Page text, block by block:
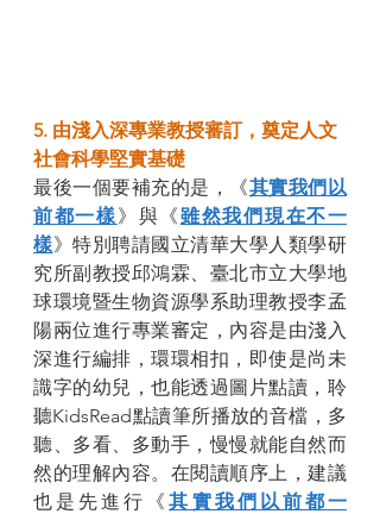
5. 由淺入深專業教授審訂，奠定人文
社會科學堅實基礎
最後一個要補充的是，《其實我們以
前都一樣》與《雖然我們現在不一
樣》特別聘請國立清華大學人類學研
究所副教授邱鴻霖、臺北市立大學地
球環境暨生物資源學系助理教授李孟
陽兩位進行專業審定， 內容是由淺入
深進行編排，環環相扣，即使是尚未
識字的幼兒，也能透過圖片點讀，聆
聽KidsRead點讀筆所播放的音檔，多
聽、多看、多動手，慢慢就能自然而
然的理解內容。在閱讀順序上，建議
也是先進行《其實我們以前都一